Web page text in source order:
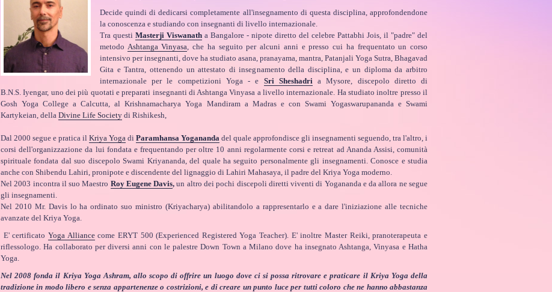
Decide quindi di dedicarsi completamente all'insegnamento di questa disciplina, approfondendone
la conoscenza e studiando con insegnanti di livello internazionale.
Tra questi Masterji Viswanath a Bangalore - nipote diretto del celebre Pattabhi Jois, il "padre" del
metodo Ashtanga Vinyasa, che ha seguito per alcuni anni e presso cui ha frequentato un corso
intensivo per insegnanti, dove ha studiato asana, pranayama, mantra, Patanjali Yoga Sutra, Bhagavad
Gita e Tantra, ottenendo un attestato di insegnamento della disciplina, e un diploma da arbitro
internazionale per le competizioni Yoga - e Sri Sheshadria Mysore, discepolo diretto di
B.N.S. Iyengar, uno dei più quotati e preparati insegnanti di Ashtanga Vinyasa a livello internazionale. Ha studiato inoltre presso il
Gosh Yoga College a Calcutta, al Krishnamacharya Yoga Mandiram a Madras e con Swami Yogaswarupananda e Swami
Kartykeian, della Divine Life Society di Rishikesh,
Dal 2000 segue e pratica il Kriya Yoga di Paramhansa Yogananda del quale approfondisce gli insegnamenti seguendo, tra l'altro, i
corsi dell'organizzazione da lui fondata e frequentando per oltre 10 anni regolarmente corsi e retreat ad Ananda Assisi, comunità
spirituale fondata dal suo discepolo Swami Kriyananda, del quale ha seguito personalmente gli insegnamenti. Conosce e studia
anche con Shibendu Lahiri, pronipote e discendente del lignaggio di Lahiri Mahasaya, il padre del Kriya Yoga moderno.
Nel 2003 incontra il suo Maestro Roy Eugene Davis,un altro dei pochi discepoli diretti viventi di Yogananda e da allora ne segue
gli insegnamenti.
Nel 2010 Mr. Davis lo ha ordinato suo ministro (Kriyacharya) abilitandolo a rappresentarlo e a dare l'iniziazione alle tecniche
avanzate del Kriya Yoga.
E' certificato Yoga Alliancecome ERYT 500 (Experienced Registered Yoga Teacher). E' inoltre Master Reiki, pranoterapeuta e
riflessologo. Ha collaborato per diversi anni con le palestre Down Town a Milano dove ha insegnato Ashtanga, Vinyasa e Hatha
Yoga.
Nel 2008 fonda il Kriya Yoga Ashram, allo scopo di offrire un luogo dove ci si possa ritrovare e praticare il Kriya Yoga della
tradizione in modo libero e senza appartenenze o costrizioni, e di creare un punto luce per tutti coloro che ne hanno abbastanza